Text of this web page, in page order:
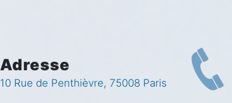
Adresse
10 Rue de Penthièvre, 75008 Paris